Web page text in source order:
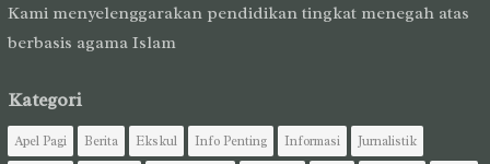
Kami menyelenggarakan pendidikan tingkat menegah atas
berbasis agama Islam
Kategori
Apel Pagi Berita Ekskul Info Penting Informasi
Jurnalistik